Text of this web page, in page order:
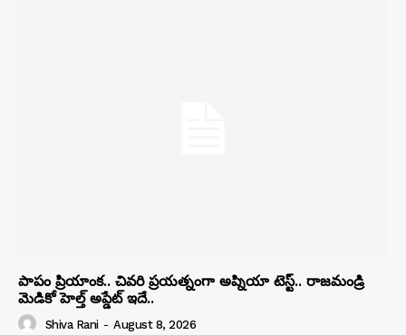
పాపం ప్రియాంక.. చివరి ప్రయత్నంగా అప్నియా టెస్ట్.. రాజమండ్రి
మెడికో హెల్త్ అప్డేట్ ఇదే..
Shiva Rani - August 8, 2026